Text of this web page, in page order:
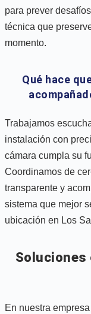
para prever
técnica que
momento.
Qué hace
Trabajamos
instalación con
cámara cumpla su
Coordinamos de
transparente y
sistema que mejor
ubicación en Los
Soluciones
En nuestra